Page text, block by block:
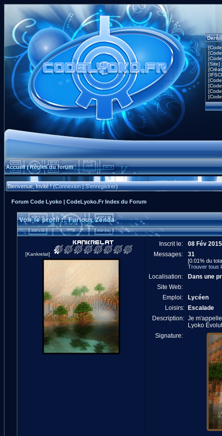
[Site]
Accueil|Règles du forum
Bienvenue, Invité ! (Connexion|S'enregistrer)
Forum Code Lyoko | CodeLyoko.Fr Index du Forum
Voir le profil :: Furious Zenda
[Kankrelat]
Inscrit le:
08 Fév 2015
Messages:
31
[0.01% du
Trouver tous
Localisation:
Dans une
Site Web:
Emploi:
Lycéen
Loisirs:
Escalade
Description: Je
Lyoko
Signature: